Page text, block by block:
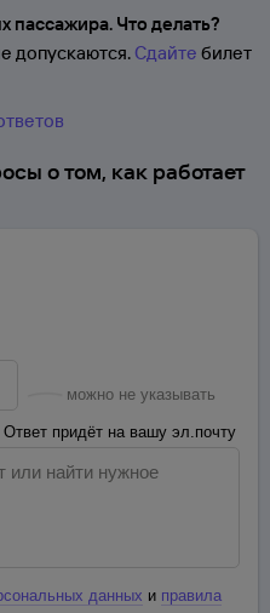
пассажира. Что делать?
допускаются. Сдайте билет
о том, как работает
можно не указывать
придёт на вашу эл.почту
данных и правила